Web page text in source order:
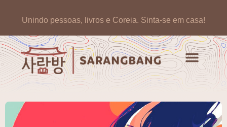
Unindo pessoas, livros e Coreia. Sinta-se em casa!